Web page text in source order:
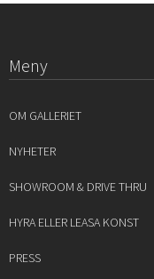
Meny
OM GALLERIET
NYHETER
SHOWROOM & DRIVE THRU
HYRA ELLER LEASA KONST
PRESS